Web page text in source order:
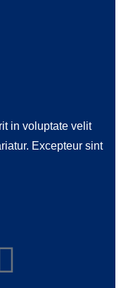
in voluptate velit
Excepteur sint